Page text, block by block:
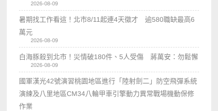
2026-08-09
暑期找工作看這！北市8/11起連4天徵才 逾580職缺最高6
萬元
2026-08-09
白海豚殺到北市！災情破180件、5人受傷 蔣萬安：勿鬆懈
2026-08-09
國軍漢光42號演習桃園地區進行「陸射劍二」防空飛彈系統
演練及八里地區CM34八輪甲車引擎動力異常戰場機動保修
作業